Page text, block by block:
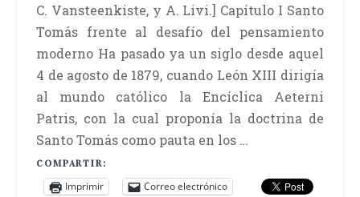
C. Vansteenkiste, y A. Livi.] Capítulo I Santo
Tomás frente al desafío del pensamiento
moderno Ha pasado ya un siglo desde aquel
4 de agosto de 1879, cuando León XIII dirigía
al mundo católico la Encíclica Aeterni
Patris, con la cual proponía la doctrina de
Santo Tomás como pauta en los …
COMPARTIR:
Imprimir Correo electrónico